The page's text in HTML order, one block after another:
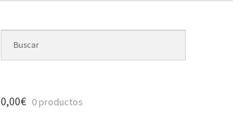
0,00€ 0 productos